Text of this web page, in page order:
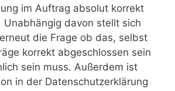
im Auftrag absolut korrekt
Unabhängig davon stellt sich
die Frage ob das, selbst
korrekt abgeschlossen sein
sein muss. Außerdem ist
in der Datenschutzerklärung